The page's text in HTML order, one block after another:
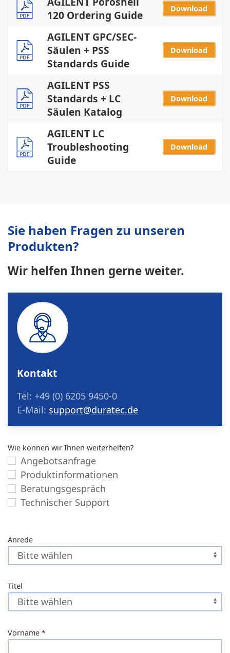
120 Ordering Guide
Download
AGILENT GPC/SEC-
Säulen + PSS
Standards Guide
Download
AGILENT PSS
Standards + LC
Säulen Katalog
Download
AGILENT LC
Troubleshooting
Guide
Download
Sie haben Fragen zu unseren
Produkten?
Wir helfen Ihnen gerne weiter.
Kontakt
Tel: +49 (0) 6205 9450-0
E-Mail: support@duratec.de
Wie können wir Ihnen weiterhelfen?
Angebotsanfrage
Produktinformationen
Beratungsgespräch
Technischer Support
Anrede
Titel
Vorname *